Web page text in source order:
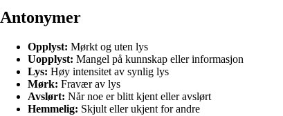
Antonymer
Opplyst: Mørkt og uten lys
Uopplyst: Mangel på kunnskap eller informasjon
Lys: Høy intensitet av synlig lys
Mørk: Fravær av lys
Avslørt: Når noe er blitt kjent eller avslørt
Hemmelig: Skjult eller ukjent for andre